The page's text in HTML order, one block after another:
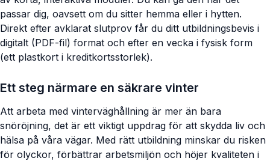
passar dig, oavsett om du sitter hemma eller i hytten.
Direkt efter avklarat slutprov får du ditt utbildningsbevis i
digitalt (PDF-fil) format och efter en vecka i fysisk form
(ett plastkort i kreditkortsstorlek).
Ett steg närmare en säkrare vinter
Att arbeta med vinterväghållning är mer än bara
snöröjning, det är ett viktigt uppdrag för att skydda liv och
hälsa på våra vägar. Med rätt utbildning minskar du risken
för olyckor, förbättrar arbetsmiljön och höjer kvaliteten i